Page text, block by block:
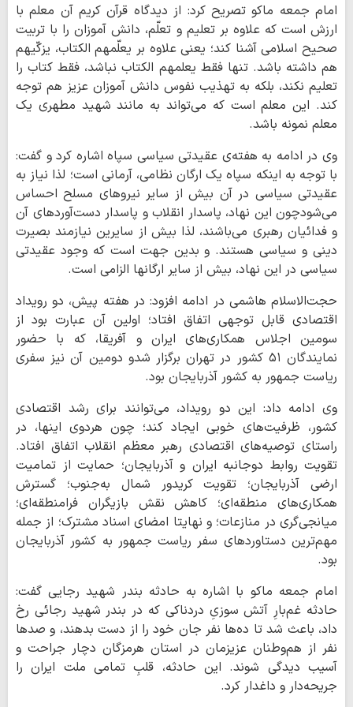
امام جمعه ماکو تصریح کرد: از دیدگاه قرآن کریم آن معلم با
ارزش است که علاوه بر تعلیم و تعلّم، دانش آموزان را با تربیت
صحیح اسلامی آشنا کند؛ یعنی علاوه بر یعلّمهم الکتاب، یزکّیهم
هم داشته باشد. تنها فقط یعلمهم الکتاب نباشد، فقط کتاب را
تعلیم نکند، بلکه به تهذیب نفوس دانش آموزان عزیز هم توجه
کند. این معلم است که می‌تواند به مانند شهید مطهری یک
معلم نمونه باشد.
وی در ادامه به هفته‌ی عقیدتی سیاسی سپاه اشاره کرد و گفت:
با توجه به اینکه سپاه یک ارگان نظامی، آرمانی است؛ لذا نیاز به
عقیدتی سیاسی در آن بیش از سایر نیروهای مسلح احساس
می‌شودچون این نهاد، پاسدار انقلاب و پاسدار دست‌آوردهای آن
و فدائیان رهبری می‌باشند، لذا بیش از سایرین نیازمند بصیرت
دینی و سیاسی هستند. و بدین جهت است که وجود عقیدتی
سیاسی در این نهاد، بیش از سایر ارگانها الزامی است.
حجت‌الاسلام هاشمی در ادامه افزود: در هفته پیش، دو رویداد
اقتصادی قابل توجهی اتفاق افتاد؛ اولین آن عبارت بود از
سومین اجلاس همکاری‌های ایران و آفریقا، که با حضور
نمایندگان ۵۱ کشور در تهران برگزار شدو دومین آن نیز سفری
ریاست جمهور به کشور آذربایجان بود.
وی ادامه داد: این دو رویداد، می‌توانند برای رشد اقتصادی
کشور، ظرفیت‌های خوبی ایجاد کند؛ چون هردوی اینها، در
راستای توصیه‌های اقتصادی رهبر معظم انقلاب اتفاق افتاد.
تقویت روابط دوجانبه ایران و آذربایجان؛ حمایت از تمامیت
ارضی آذربایجان؛ تقویت کریدور شمال به‌جنوب؛ گسترش
همکاری‌های منطقه‌ای؛ کاهش نقش بازیگران فرامنطقه‌ای؛
میانجی‌گری در منازعات؛ و نهایتا امضای اسناد مشترک؛ از جمله
مهم‌ترین دستاوردهای سفر ریاست جمهور به کشور آذربایجان
بود.
امام جمعه ماکو با اشاره به حادثه بندر شهید رجایی گفت:
حادثه غم‌بارِ آتش سوزیِ دردناکی که در بندر شهید رجائی رخ
داد، باعث شد تا ده‌ها نفر جان خود را از دست بدهند، و صدها
نفر از هم‌وطنان عزیزمان در استان هرمزگان دچار جراحت و
آسیب دیدگی شوند. این حادثه، قلبِ تمامی ملت ایران را
جریحه‌دار و داغدار کرد.